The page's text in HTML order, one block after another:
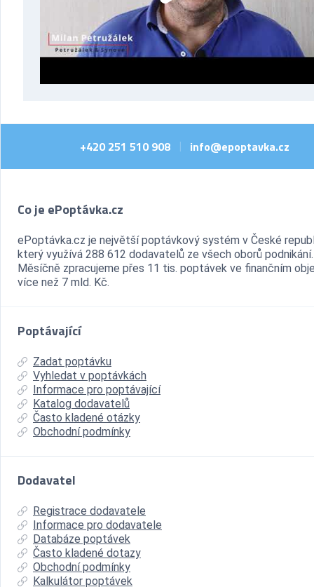
+420 251 510 908 info@epoptavka.cz
Co je ePoptávka.cz
ePoptávka.cz je největší poptávkový systém v České
který využívá 288 612 dodavatelů ze všech oborů podnikání.
Měsíčně zpracujeme přes 11 tis. poptávek ve finančním
více než 7 mld. Kč.
Poptávající
Zadat poptávku
Vyhledat v poptávkách
Informace pro poptávající
Katalog dodavatelů
Často kladené otázky
Obchodní podmínky
Dodavatel
Registrace dodavatele
Informace pro dodavatele
Databáze poptávek
Často kladené dotazy
Obchodní podmínky
Kalkulátor poptávek